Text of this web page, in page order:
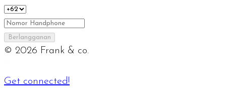
Berlangganan
© 2026 Frank & co.
Get connected!